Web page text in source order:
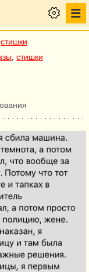
стишки
стишки